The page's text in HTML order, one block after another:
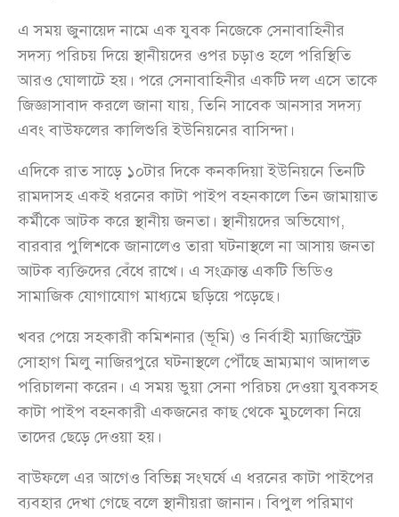
এ সময় জুনায়েদ নামে এক যুবক নিজেকে সেনাবাহিনীর
সদস্য পরিচয় দিয়ে স্থানীয়দের ওপর চড়াও হলে পরিস্থিতি
আরও ঘোলাটে হয়। পরে সেনাবাহিনীর একটি দল এসে তাকে
জিজ্ঞাসাবাদ করলে জানা যায়, তিনি সাবেক আনসার সদস্য
এবং বাউফলের কালিশুরি ইউনিয়নের বাসিন্দা।
এদিকে রাত সাড়ে ১০টার দিকে কনকদিয়া ইউনিয়নে তিনটি
রামদাসহ একই ধরনের কাটা পাইপ বহনকালে তিন জামায়াত
কর্মীকে আটক করে স্থানীয় জনতা। স্থানীয়দের অভিযোগ,
বারবার পুলিশকে জানালেও তারা ঘটনাস্থলে না আসায় জনতা
আটক ব্যক্তিদের বেঁধে রাখে। এ সংক্রান্ত একটি ভিডিও
সামাজিক যোগাযোগ মাধ্যমে ছড়িয়ে পড়েছে।
খবর পেয়ে সহকারী কমিশনার (ভূমি) ও নির্বাহী ম্যাজিস্ট্রেট
সোহাগ মিলু নাজিরপুরে ঘটনাস্থলে পৌঁছে ভ্রাম্যমাণ আদালত
পরিচালনা করেন। এ সময় ভুয়া সেনা পরিচয় দেওয়া যুবকসহ
কাটা পাইপ বহনকারী একজনের কাছ থেকে মুচলেকা নিয়ে
তাদের ছেড়ে দেওয়া হয়।
বাউফলে এর আগেও বিভিন্ন সংঘর্ষে এ ধরনের কাটা পাইপের
ব্যবহার দেখা গেছে বলে স্থানীয়রা জানান। বিপুল পরিমাণ